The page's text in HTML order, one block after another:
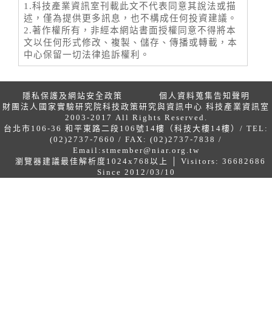
1.科技產業資訊室刊載此文不代表同意其說法或描
述，僅為提供更多訊息，也不構成任何投資建議。
2.著作權所有，非經本網站書面授權同意不得將本
文以任何形式修改、複製、儲存、傳播或轉載，本
中心保留一切法律追訴權利。
隱私保護及網站安全政策
個人資料蒐集告知聲明
財團法人國家實驗研究院科技政策研究與資訊中心 科技產業資訊室
2003-2017 All Rights Reserved.
台北市106-36 和平東路二段106號14樓（科技大樓14樓）/ TEL:
(02)2737-7660 / FAX: (02)2737-7838 /
Email: stmember@niar.org.tw
瀏覽器建議最佳解析度1024x768以上 │ Visitors: 36682686
Since 2012/03/10